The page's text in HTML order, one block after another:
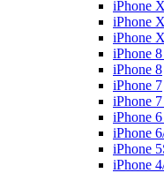
iPhone
iPhone
iPhone X
iPhone
iPhone 8
iPhone 7
iPhone
iPhone
iPhone
iPhone
iPhone